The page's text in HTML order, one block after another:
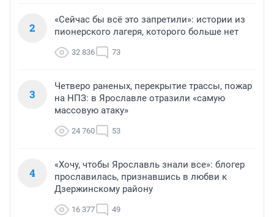
2
«Сейчас бы всё это запретили»: истории из
пионерского лагеря, которого больше нет
32 836 73
3
Четверо раненых, перекрытие трассы, пожар
на НПЗ: в Ярославле отразили «самую
массовую атаку»
24 760 53
4
«Хочу, чтобы Ярославль знали все»: блогер
прославилась, признавшись в любви к
Дзержинскому району
16 377 49